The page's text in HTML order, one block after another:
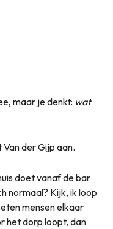
maar je denkt: wat
der Gijp aan.
doet vanaf de bar
normaal? Kijk, ik loop
mensen elkaar
het dorp loopt, dan